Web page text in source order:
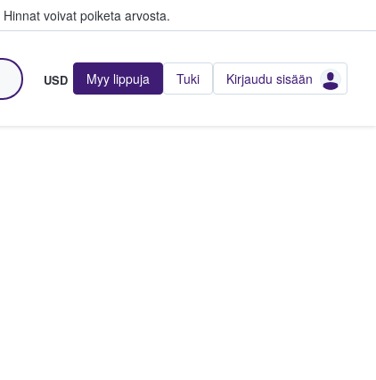
Hinnat voivat poiketa arvosta.
USD Myy lippuja Tuki Kirjaudu sisään